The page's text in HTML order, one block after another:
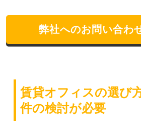
弊社へのお問い合わ
賃貸オフィスの選び
件の検討が必要